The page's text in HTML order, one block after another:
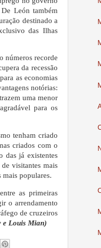
De León também
destinado a
das Ilhas
números recorde
da recessão
as economias
notórias:
uma menor
para os
tenham criado
criados com o
das já existentes
visitantes mais
mais populares.
as primeiras
o arrendamento
de cruzeiros
e Louis Mian)